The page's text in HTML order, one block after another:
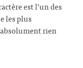
est l’un des
les plus
rien